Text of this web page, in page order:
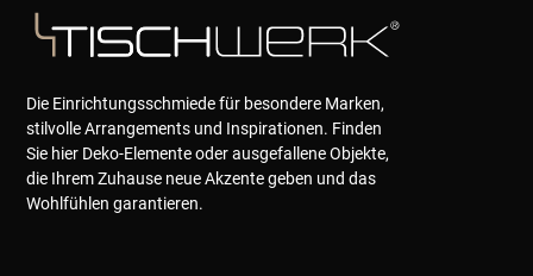
Die Einrichtungsschmiede für besondere Marken,
stilvolle Arrangements und Inspirationen. Finden
Sie hier Deko-Elemente oder ausgefallene Objekte,
die Ihrem Zuhause neue Akzente geben und das
Wohlfühlen garantieren.